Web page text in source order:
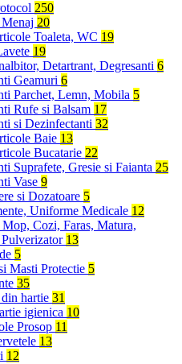
250
20
Toaleta, WC 19
19
Detartrant, Degresanti 6
Geamuri 6
Parchet, Lemn, Mobila 5
Rufe si Balsam 17
si Dezinfectanti 32
Baie 13
Bucatarie 22
Suprafete, Gresie si Faianta 25
Vase 9
si Dozatoare 5
Uniforme Medicale 12
Mop, Cozi, Faras, Matura,
13
5
Masti Protectie 5
35
hartie 31
igienica 10
Prosop 11
13
12